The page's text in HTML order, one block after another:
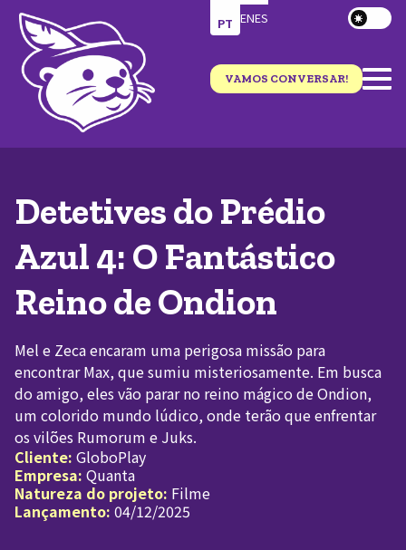
PT ENES
VAMOS CONVERSAR!
Detetives do Prédio
Azul 4: O Fantástico
Reino de Ondion
Mel e Zeca encaram uma perigosa missão para
encontrar Max, que sumiu misteriosamente. Em busca
do amigo, eles vão parar no reino mágico de Ondion,
um colorido mundo lúdico, onde terão que enfrentar
os vilões Rumorum e Juks.
Cliente: GloboPlay
Empresa: Quanta
Natureza do projeto: Filme
Lançamento: 04/12/2025